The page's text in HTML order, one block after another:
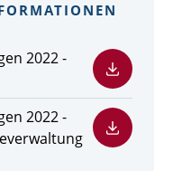
2022 -
2022 -